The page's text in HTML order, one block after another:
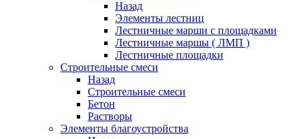
Назад
Элементы лестниц
Лестничные марши с площадками
Лестничные маршы ( ЛМП )
Лестничные площадки
Строительные смеси
Назад
Строительные смеси
Бетон
Растворы
Элементы благоустройства